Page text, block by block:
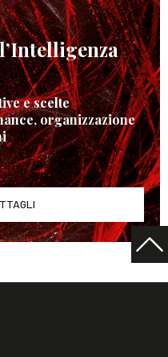
e scelte
organizzazione